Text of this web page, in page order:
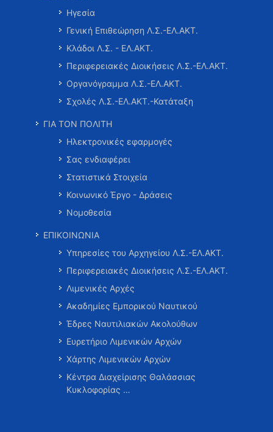
Ηγεσία
Γενική Επιθεώρηση Λ.Σ.-ΕΛ.ΑΚΤ.
Κλάδοι Λ.Σ. - ΕΛ.ΑΚΤ.
Περιφερειακές Διοικήσεις Λ.Σ.-ΕΛ.ΑΚΤ.
Οργανόγραμμα Λ.Σ.-ΕΛ.ΑΚΤ.
Σχολές Λ.Σ.-ΕΛ.ΑΚΤ.-Κατάταξη
ΓΙΑ ΤΟΝ ΠΟΛΙΤΗ
Ηλεκτρονικές εφαρμογές
Σας ενδιαφέρει
Στατιστικά Στοιχεία
Κοινωνικό Έργο - Δράσεις
Νομοθεσία
ΕΠΙΚΟΙΝΩΝΙΑ
Υπηρεσίες του Αρχηγείου Λ.Σ.-ΕΛ.ΑΚΤ.
Περιφερειακές Διοικήσεις Λ.Σ.-ΕΛ.ΑΚΤ.
Λιμενικές Αρχές
Ακαδημίες Εμπορικού Ναυτικού
Έδρες Ναυτιλιακών Ακολούθων
Ευρετήριο Λιμενικών Αρχών
Χάρτης Λιμενικών Αρχών
Κέντρα Διαχείρισης Θαλάσσιας
Κυκλοφορίας …